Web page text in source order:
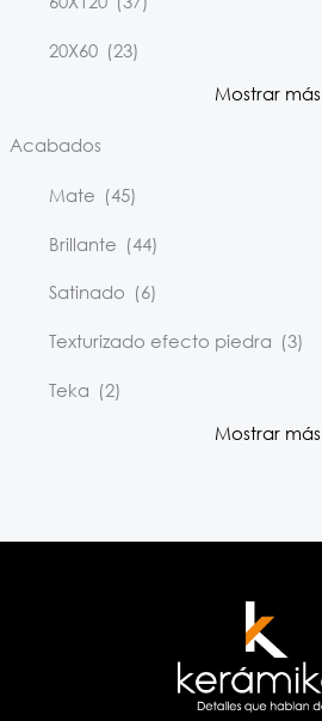
20X60 (23)
Mostrar más
Acabados
Mate (45)
Brillante (44)
Satinado (6)
Texturizado efecto piedra (3)
Teka (2)
Mostrar más